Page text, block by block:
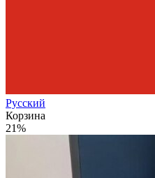
Русский
Корзина
21%